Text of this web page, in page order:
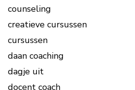
counseling
creatieve cursussen
cursussen
daan coaching
dagje uit
docent coach